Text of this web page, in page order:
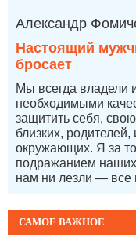
САМОЕ ВАЖНОЕ
Александр
Настоящий
бросает
Мы всегда владели
необходимыми
защитить себя,
близких,
окружающих. Я за
подражанием
нам ни лезли — все